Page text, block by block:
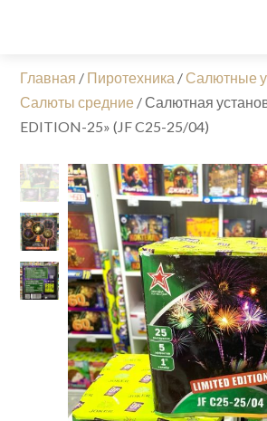
Главная / Пиротехника / Салютные
Салюты средние /Салютная
EDITION-25» (JF C25-25/04)